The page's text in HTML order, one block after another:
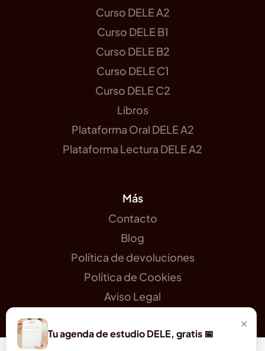
Curso DELE A2
Curso DELE B1
Curso DELE B2
Curso DELE C1
Curso DELE C2
Libros
Plataforma Oral DELE A2
Plataforma Lectura DELE A2
Más
Contacto
Blog
Política de devoluciones
Política de Cookies
Aviso Legal
×
Tu agenda de estudio DELE, gratis 📅